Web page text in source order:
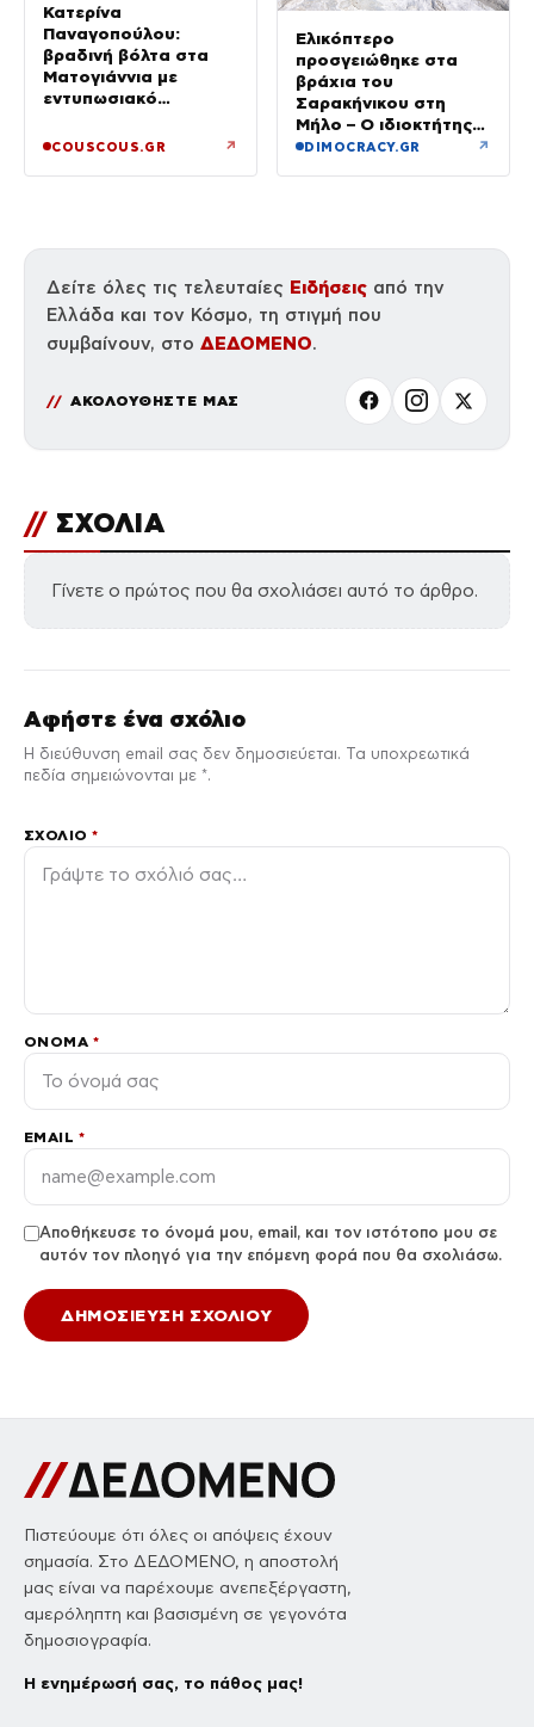
Κατερίνα
Παναγοπούλου:
βραδινή βόλτα στα
Ματογιάννια με
εντυπωσιακό
διακοπές
COUSCOUS.GR ↗
Ελικόπτερο
προσγειώθηκε στα
βράχια του
Σαρακήνικου στη
Μήλο – Ο ιδιοκτήτης
κατέβηκε για μπάνιο
DIMOCRACY.GR ↗
Δείτε όλες τις τελευταίες Ειδήσεις από την
Ελλάδα και τον Κόσμο, τη στιγμή που
συμβαίνουν, στο ΔΕΔΟΜΕΝΟ.
ΑΚΟΛΟΥΘΗΣΤΕ ΜΑΣ
// ΣΧΟΛΙΑ
Γίνετε ο πρώτος που θα σχολιάσει αυτό το άρθρο.
Αφήστε ένα σχόλιο
Η διεύθυνση email σας δεν δημοσιεύεται. Τα υποχρεωτικά
πεδία σημειώνονται με *.
ΣΧΌΛΙΟ*
ΌΝΟΜΑ *
EMAIL *
Αποθήκευσε το όνομά μου, email, και τον ιστότοπο μου σε
αυτόν τον πλοηγό για την επόμενη φορά που θα σχολιάσω.
Πιστεύουμε ότι όλες οι απόψεις έχουν
σημασία. Στο ΔΕΔΟΜΕΝΟ, η αποστολή
μας είναι να παρέχουμε ανεπεξέργαστη,
αμερόληπτη και βασισμένη σε γεγονότα
δημοσιογραφία.
Η ενημέρωσή σας, το πάθος μας!